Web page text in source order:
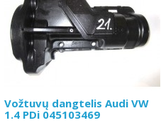
Vožtuvų dangtelis Audi VW
1.4 PDi 045103469